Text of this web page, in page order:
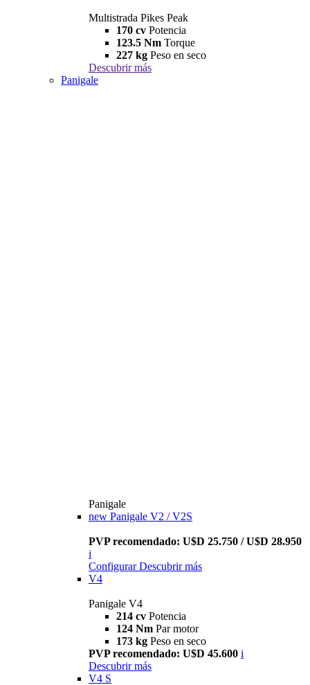
Multistrada Pikes Peak
170 cv Potencia
123.5 Nm Torque
227 kg Peso en seco
Descubrir más
Panigale
Panigale
new Panigale V2 / V2S
PVP recomendado: U$D 25.750 / U$D 28.950
i
Configurar Descubrir más
V4
Panigale V4
214 cv Potencia
124 Nm Par motor
173 kg Peso en seco
PVP recomendado: U$D 45.600 i
Descubrir más
V4 S